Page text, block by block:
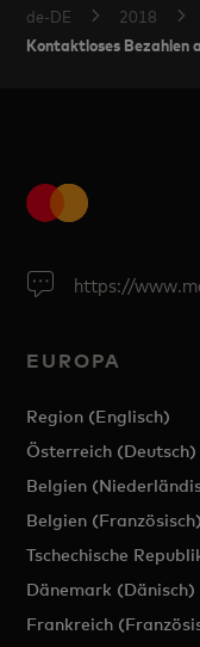
de-DE
2018
Kontaktloses Bezahlen
https://
EUROPA
Region (Englisch)
Österreich (Deutsch)
Belgien
Belgien (Französisch)
Tschechische
Dänemark (Dänisch)
Frankreich